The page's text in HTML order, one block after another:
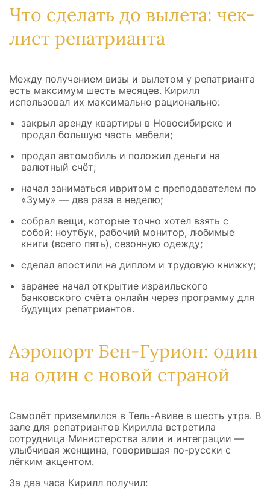
Что сделать до вылета: чек-
лист репатрианта
Между получением визы и вылетом у репатрианта
есть максимум шесть месяцев. Кирилл
использовал их максимально рационально:
закрыл аренду квартиры в Новосибирске и
продал большую часть мебели;
продал автомобиль и положил деньги на
валютный счёт;
начал заниматься ивритом с преподавателем по
«Зуму» — два раза в неделю;
собрал вещи, которые точно хотел взять с
собой: ноутбук, рабочий монитор, любимые
книги (всего пять), сезонную одежду;
сделал апостили на диплом и трудовую книжку;
заранее начал открытие израильского
банковского счёта онлайн через программу для
будущих репатриантов.
Аэропорт Бен-Гурион: один
на один с новой страной
Самолёт приземлился в Тель-Авиве в шесть утра. В
зале для репатриантов Кирилла встретила
сотрудница Министерства алии и интеграции —
улыбчивая женщина, говорившая по-русски с
лёгким акцентом.
За два часа Кирилл получил: